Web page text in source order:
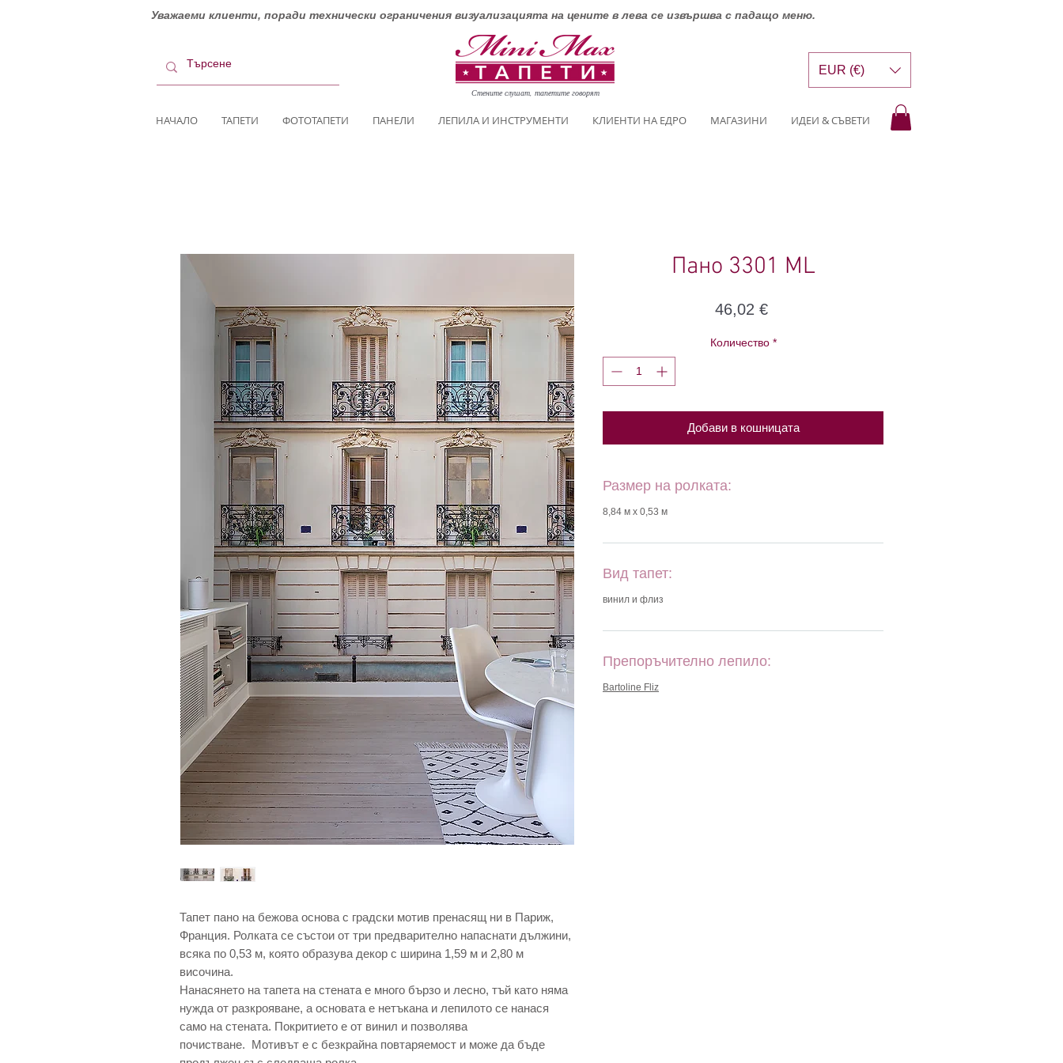
Уважаеми клиенти, поради технически ограничения визуализацията на цените в лева се извършва с падащо меню.
Стените слушат, тапетите говорят
НАЧАЛО ТАПЕТИ ФОТОТАПЕТИ ПАНЕЛИ ЛЕПИЛА И ИНСТРУМЕНТИ КЛИЕНТИ НА ЕДРО МАГАЗИНИ ИДЕИ & СЪВЕТИ
EUR (€)
Тапет пано на бежова основа с градски мотив пренасящ ни в Париж,
Франция. Ролката се състои от три предварително напаснати дължини,
всяка по 0,53 м, която образува декор с ширина 1,59 м и 2,80 м
височина.
Нанасянето на тапета на стената е много бързо и лесно, тъй като няма
нужда от разкрояване, а основата е нетъкана и лепилото се нанася
само на стената. Покритието е от винил и позволява
почистване. Мотивът е с безкрайна повтаряемост и може да бъде
Пано 3301 ML
46,02 €Цена
Количество *
Добави в кошницата
Размер на ролката:
8,84 м х 0,53 м
Вид тапет:
винил и флиз
Препоръчително лепило:
Bartoline Fliz